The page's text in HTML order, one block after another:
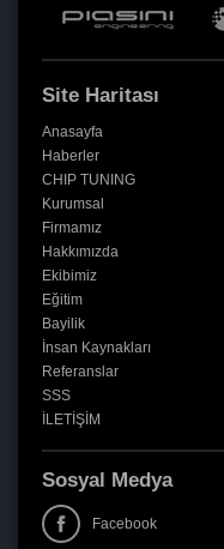
Site Haritası
Anasayfa
Haberler
CHIP TUNING
Kurumsal
Firmamız
Hakkımızda
Ekibimiz
Eğitim
Bayilik
İnsan Kaynakları
Referanslar
SSS
İLETİŞİM
Sosyal Medya
Facebook